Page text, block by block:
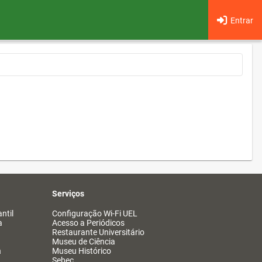
Entrar
Serviços
Configuração Wi-Fi UEL
Acesso a Periódicos
Restaurante Universitário
Museu de Ciência
Museu Histórico